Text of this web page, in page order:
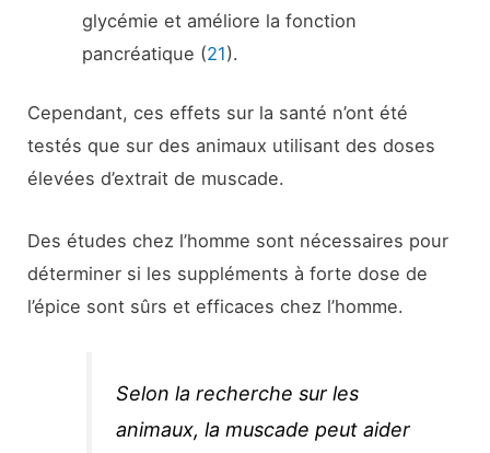
glycémie et améliore la fonction
pancréatique (21).
Cependant, ces effets sur la santé n’ont été
testés que sur des animaux utilisant des doses
élevées d’extrait de muscade.
Des études chez l’homme sont nécessaires pour
déterminer si les suppléments à forte dose de
l’épice sont sûrs et efficaces chez l’homme.
Selon la recherche sur les
animaux, la muscade peut aider